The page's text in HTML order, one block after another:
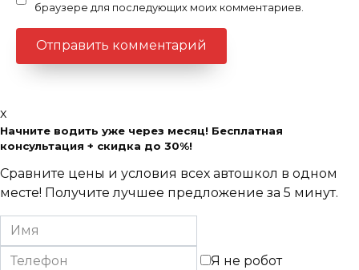
браузере для последующих моих комментариев.
x
Начните водить уже через месяц! Бесплатная
консультация + скидка до 30%!
Сравните цены и условия всех автошкол в одном
месте! Получите лучшее предложение за 5 минут.
Я не робот